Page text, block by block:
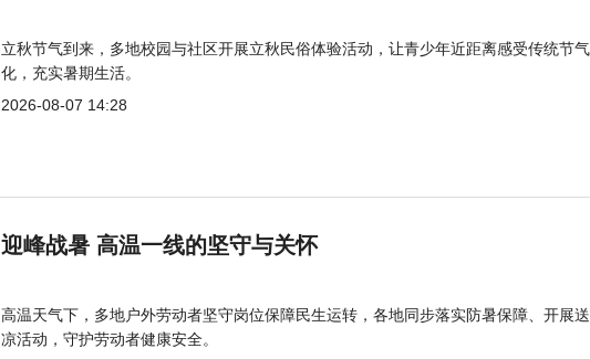
立秋节气到来，多地校园与社区开展立秋民俗体验活动，让青少年近距离感受传统节
化，充实暑期生活。
2026-08-07 14:28
迎峰战暑 高温一线的坚守与关怀
高温天气下，多地户外劳动者坚守岗位保障民生运转，各地同步落实防暑保障、开展
凉活动，守护劳动者健康安全。